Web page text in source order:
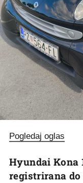
Pogledaj oglas
Hyundai Kona
registrirana do